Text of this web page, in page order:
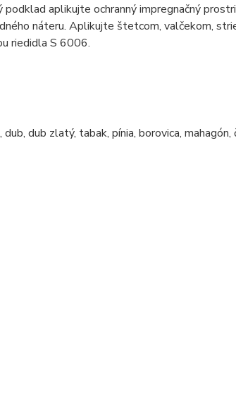
aplikujte ochranný impregnačný
náteru. Aplikujte štetcom, valčekom,
riedidla S 6006.
dub zlatý, tabak, pínia, borovica, mahagón,